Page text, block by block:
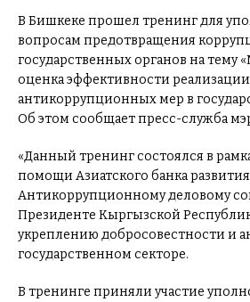
В Бишкеке прошел тренинг для
вопросам предотвращения
государственных органов на тему
оценка эффективности реализации
антикоррупционных мер в
Об этом сообщает пресс-служба
«Данный тренинг состоялся в
помощи Азиатского банка развития
Антикоррупционному деловому
Президенте Кыргызской
укреплению добросовестности и
государственном секторе.
В тренинге приняли участие